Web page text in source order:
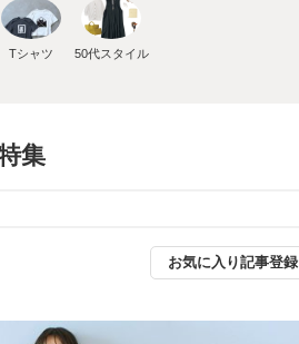
Tシャツ 50代スタイル
集
お気に入り記事登録